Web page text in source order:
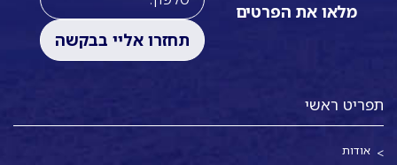
מלאו את הפרטים
תפריט ראשי
אודות